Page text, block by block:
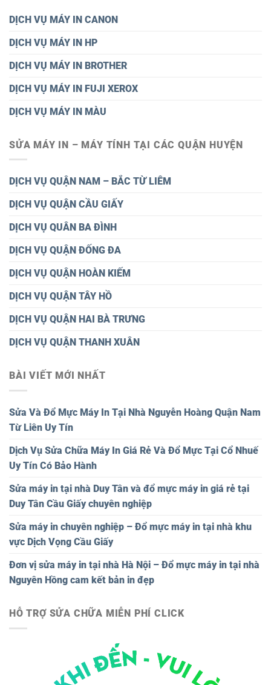
DỊCH VỤ MÁY IN CANON
DỊCH VỤ MÁY IN HP
DỊCH VỤ MÁY IN BROTHER
DỊCH VỤ MÁY IN FUJI XEROX
DỊCH VỤ MÁY IN MÀU
SỬA MÁY IN – MÁY TÍNH TẠI CÁC QUẬN HUYỆN
DỊCH VỤ QUẬN NAM – BẮC TỪ LIÊM
DỊCH VỤ QUẬN CẦU GIẤY
DỊCH VỤ QUÂN BA ĐÌNH
DỊCH VỤ QUẬN ĐỐNG ĐA
DỊCH VỤ QUẬN HOÀN KIẾM
DỊCH VỤ QUẬN TÂY HỒ
DỊCH VỤ QUẬN HAI BÀ TRƯNG
DỊCH VỤ QUẬN THANH XUÂN
BÀI VIẾT MỚI NHẤT
Sửa Và Đổ Mực Máy In Tại Nhà Nguyễn Hoàng Quận Nam
Từ Liên Uy Tín
Dịch Vụ Sửa Chữa Máy In Giá Rẻ Và Đổ Mực Tại Cổ Nhuế
Uy Tín Có Bảo Hành
Sửa máy in tại nhà Duy Tân và đổ mực máy in giá rẻ tại
Duy Tân Cầu Giấy chuyên nghiệp
Sửa máy in chuyên nghiệp – Đổ mực máy in tại nhà khu
vực Dịch Vọng Cầu Giấy
Đơn vị sửa máy in tại nhà Hà Nội – Đổ mực máy in tại nhà
Nguyên Hồng cam kết bản in đẹp
HỖ TRỢ SỬA CHỮA MIỄN PHÍ CLICK